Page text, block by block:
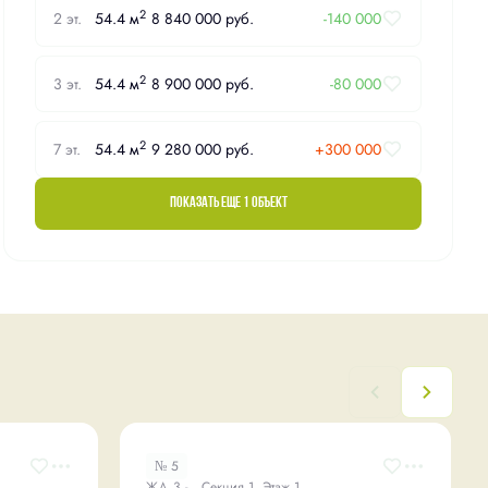
2 эт. 54.4 м2 8 840 000 руб. -140 000
3 эт. 54.4 м2 8 900 000 руб. -80 000
7 эт. 54.4 м2 9 280 000 руб. +300 000
Показать еще 1 объект
№ 5